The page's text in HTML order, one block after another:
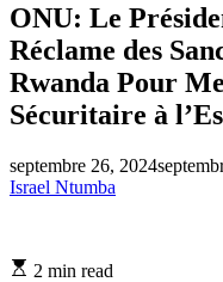
ONU: Le
Réclame des
Rwanda Pour
Sécuritaire à
septembre 26, 2024
Israel Ntumba
Estimated
2 min read